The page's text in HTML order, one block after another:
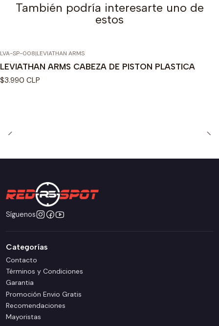
También podría interesarte uno de
estos
LVA-SP-008|LEVIATHAN ARMS
LEVIATHAN ARMS CABEZA DE PISTON PLASTICA
$3.990 CLP
Síguenos
Categorías
Contacto
Términos y Condiciones
Garantia
Promoción Envio Gratis
Recomendaciones
Mayoristas